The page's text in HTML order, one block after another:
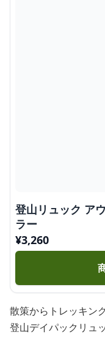
登山リュック ア
ラー
¥3,260
散策からトレッキン
登山デイパックリュ